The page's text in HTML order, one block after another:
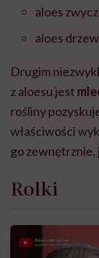
aloes
aloes
Drugim
z aloesu jest
rośliny
właściwości
go
Rolki